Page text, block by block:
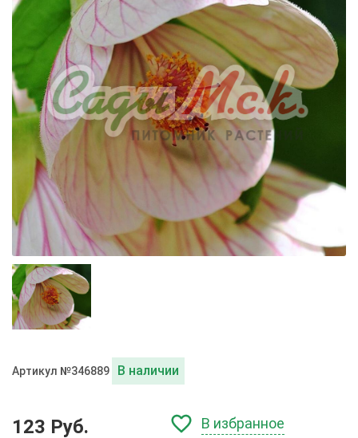
Артикул №346889 В наличии
123 Руб. В избранное